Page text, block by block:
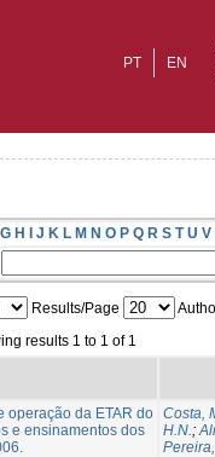
EN
PT
G H I J K L M N O P Q R S T U V
Results/Page
results 1 to 1 of 1
operação da ETAR do
e ensinamentos dos
Costa,
H.N.;
Pereira,